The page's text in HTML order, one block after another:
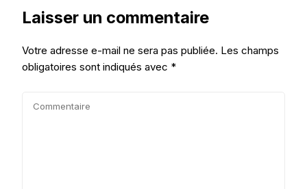
Laisser un commentaire
Votre adresse e-mail ne sera pas publiée. Les champs
obligatoires sont indiqués avec *